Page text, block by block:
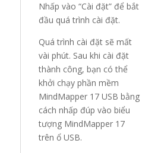
Nhấp vào “Cài đặt” để bắt
đầu quá trình cài đặt.
Quá trình cài đặt sẽ mất
vài phút. Sau khi cài đặt
thành công, bạn có thể
khởi chạy phần mềm
MindMapper 17 USB bằng
cách nhấp đúp vào biểu
tượng MindMapper 17
trên ổ USB.